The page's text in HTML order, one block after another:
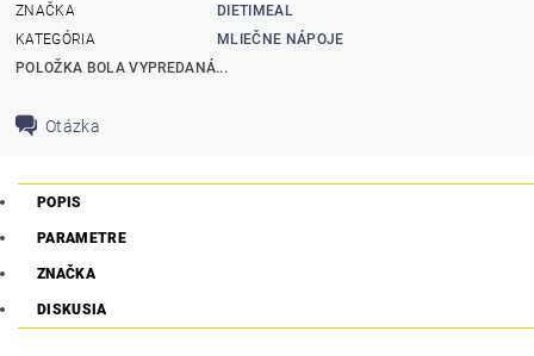
ZNAČKA
DIETIMEAL
KATEGÓRIA
MLIEČNE NÁPOJE
POLOŽKA BOLA VYPREDANÁ...
Otázka
POPIS
PARAMETRE
ZNAČKA
DISKUSIA